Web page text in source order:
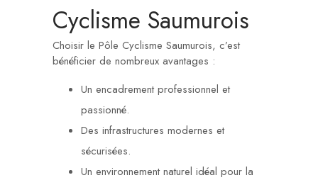
Cyclisme Saumurois
Choisir le Pôle Cyclisme Saumurois, c’est
bénéficier de nombreux avantages :
Un encadrement professionnel et
passionné.
Des infrastructures modernes et
sécurisées.
Un environnement naturel idéal pour la